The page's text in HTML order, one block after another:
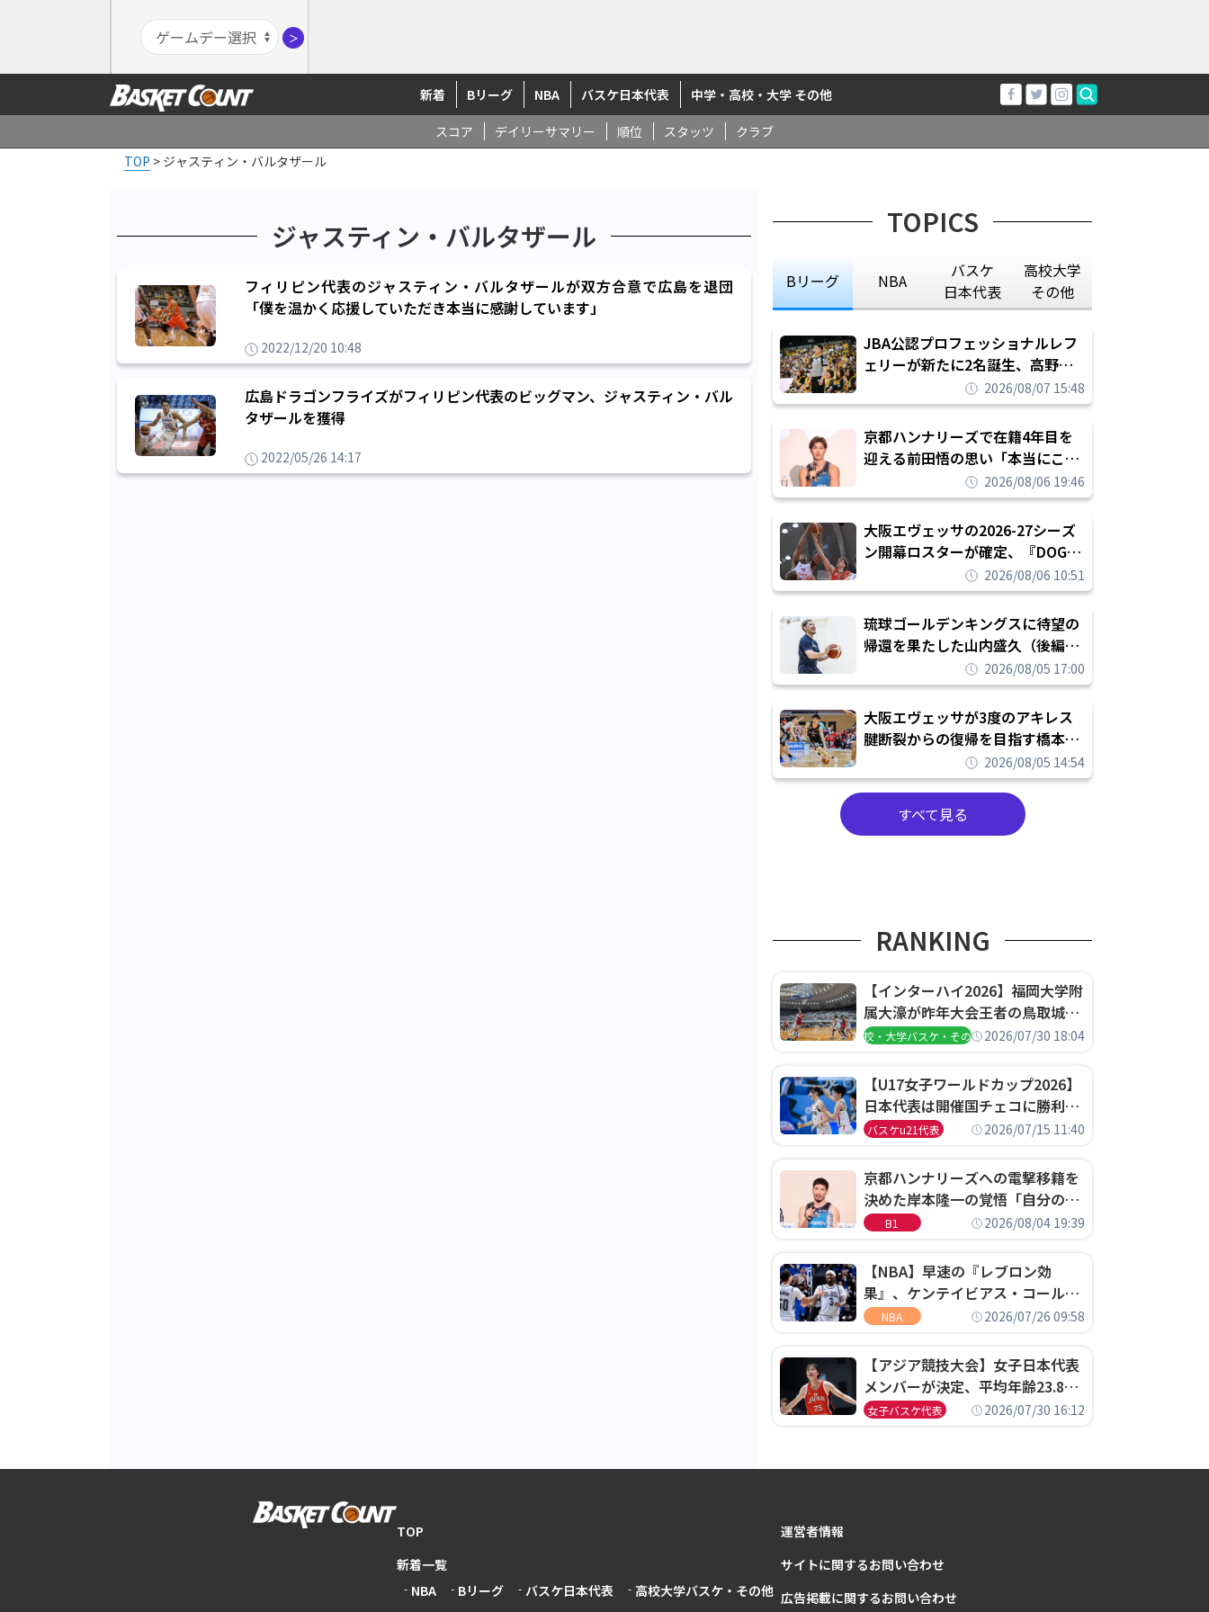
＞
新着 Bリーグ NBA バスケ日本代表 中学・高校・大学 その他
スコア デイリーサマリー 順位 スタッツ
クラブ
TOP > ジャスティン・バルタザール
ジャスティン・バルタザール
フィリピン代表のジャスティン・バルタザールが双方合意で広島を退団
「僕を温かく応援していただき本当に感謝しています」
2022/12/20 10:48
広島ドラゴンフライズがフィリピン代表のビッグマン、ジャスティン・バル
タザールを獲得
2022/05/26 14:17
TOPICS
Bリーグ NBA
バスケ
日本代表
高校大学
その他
JBA公認プロフェッショナルレフ
ェリーが新たに2名誕生、高野晃
平は16年間続けた会社員生活に別
れを告げてプロ転向を決断
2026/08/07 15:48
京都ハンナリーズで在籍4年目を
迎える前田悟の思い「本当にこの
チームで勝ちたい、負けたまま舐
められたまま終わりたくない」
2026/08/06 19:46
大阪エヴェッサの2026-27シーズ
ン開幕ロスターが確定、『DOG
FIGHT』のチームカルチャーを推
し進めて結果を求めるシーズンへ
2026/08/06 10:51
琉球ゴールデンキングスに待望の
帰還を果たした山内盛久（後編）
「1人のウチナーンチュとしてみ
んなが誇りに思えるチームにして
いく」
2026/08/05 17:00
大阪エヴェッサが3度のアキレス
腱断裂からの復帰を目指す橋本拓
哉と契約を締結「もう一度コート
に立ちたい」
2026/08/05 14:54
すべて見る
RANKING
【インターハイ2026】福岡大学附
属大濠が昨年大会王者の鳥取城北
を撃破、大阪薫英女学院は岐阜女
高校・大学バスケ・その他2026/07/30 18:04
【U17女子ワールドカップ2026】
日本代表は開催国チェコに勝利し
て予選グループ3連勝で首位通
決定
バスケu21代表 2026/07/15 11:40
京都ハンナリーズへの電撃移籍を
決めた岸本隆一の覚悟「自分のエ
ゴというちっぽけなことのため
B1 2026/08/04 19:39
【NBA】早速の『レブロン効
果』、ケンテイビアス・コールド
ウェル・ポープがセブンティシク
NBA 2026/07/26 09:58
【アジア競技大会】女子日本代表
メンバーが決定、平均年齢23.8歳
のフレッシュなメンバーが日本開
女子バスケ代表 2026/07/30 16:12
TOP
新着一覧
NBA
Bリーグ バスケ日本代表 高校大学バスケ・その他
運営者情報
サイトに関するお問い合わせ
広告掲載に関するお問い合わせ